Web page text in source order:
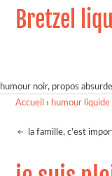
Bretzel
humour noir, propos
Accueil › humour liquide
la famille, c'est